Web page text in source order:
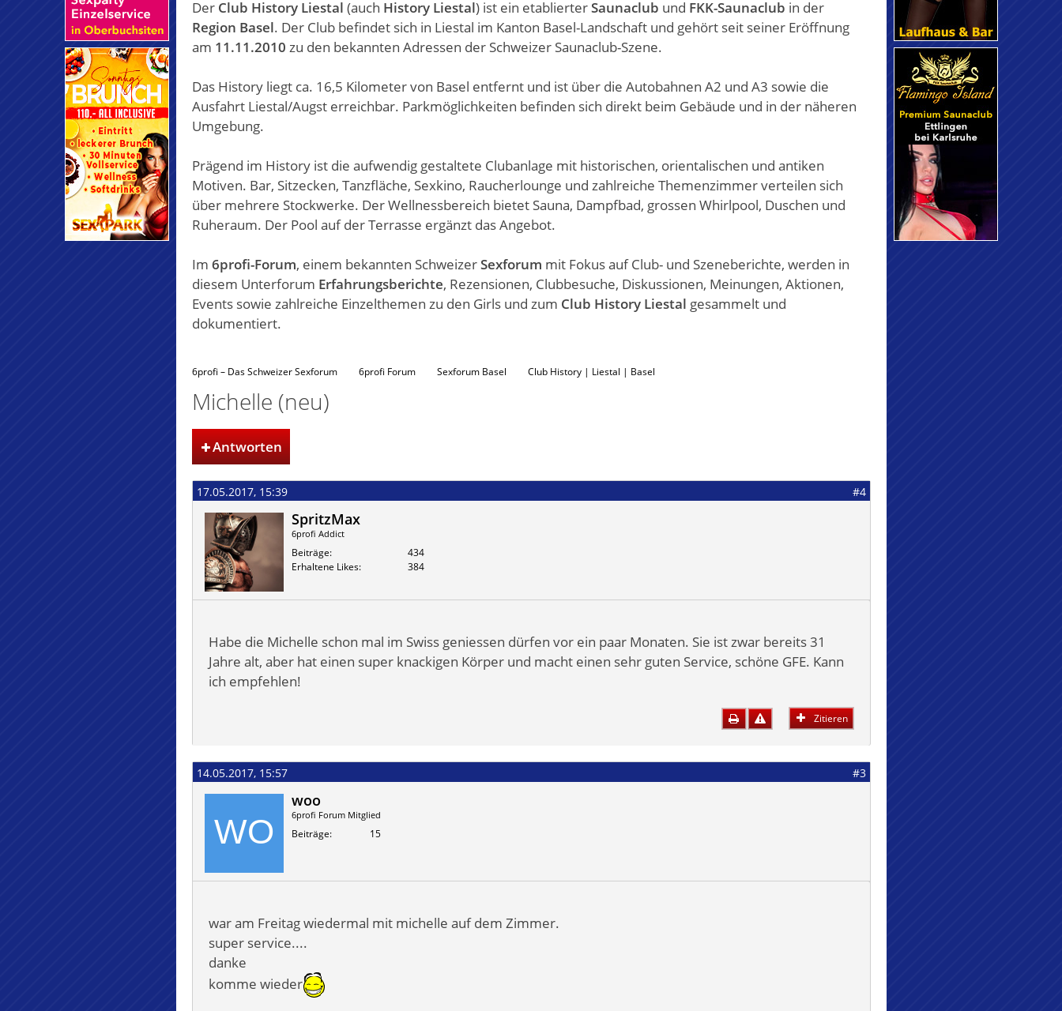
Der Club History Liestal (auch History Liestal) ist ein etablierterSaunaclub und FKK-Saunaclub in der
Region Basel. Der Club befindet sich in Liestal im Kanton Basel-Landschaft und gehört seit seiner Eröffnung
am 11.11.2010 zu den bekannten Adressen der Schweizer Saunaclub-Szene.
Das History liegt ca. 16,5 Kilometer von Basel entfernt und ist über die Autobahnen A2 und A3 sowie die
Ausfahrt Liestal/Augst erreichbar. Parkmöglichkeiten befinden sich direkt beim Gebäude und in der näheren
Umgebung.
Prägend im History ist die aufwendig gestaltete Clubanlage mit historischen, orientalischen und antiken
Motiven. Bar, Sitzecken, Tanzfläche, Sexkino, Raucherlounge und zahlreiche Themenzimmer verteilen sich
über mehrere Stockwerke. Der Wellnessbereich bietet Sauna, Dampfbad, grossen Whirlpool, Duschen und
Ruheraum. Der Pool auf der Terrasse ergänzt das Angebot.
Im 6profi-Forum, einem bekannten SchweizerSexforum mit Fokus auf Club- und Szeneberichte, werden in
diesem Unterforum Erfahrungsberichte, Rezensionen, Clubbesuche, Diskussionen, Meinungen, Aktionen,
Events sowie zahlreiche Einzelthemen zu den Girls und zum Club History Liestal gesammelt und
dokumentiert.
6profi – Das Schweizer Sexforum 6profi Forum Sexforum Basel Club History | Liestal | Basel
Michelle (neu)
Antworten
17.05.2017, 15:39 #4
SpritzMax
6profi Addict
Beiträge
434
Erhaltene Likes
384
Habe die Michelle schon mal im Swiss geniessen dürfen vor ein paar Monaten. Sie ist zwar bereits 31
Jahre alt, aber hat einen super knackigen Körper und macht einen sehr guten Service, schöne GFE. Kann
ich empfehlen!
Zitieren
14.05.2017, 15:57 #3
woo
6profi Forum Mitglied
Beiträge 15
war am Freitag wiedermal mit michelle auf dem Zimmer.
super service....
danke
komme wieder